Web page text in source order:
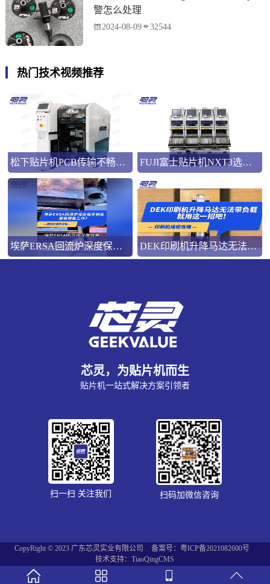
警怎么处理
2024-08-09 32544
热门技术视频推荐
松下贴片机PCB传输不畅的原因与处理方法 FUJI富士贴片机NXT3选M3 III还是M6三代机？看完这篇告别纠结！
埃萨ERSA回流炉深度保养，到底要做哪些工作？ DEK印刷机升降马达无法带负载就用这一招吧！
芯灵，为贴片机而生
贴片机一站式解决方案引领者
扫一扫 关注我们 扫码加微信咨询
CopyRight © 2023 广东芯灵实业有限公司
备案号：粤ICP备2021082600号
技术支持：TiaoQingCMS